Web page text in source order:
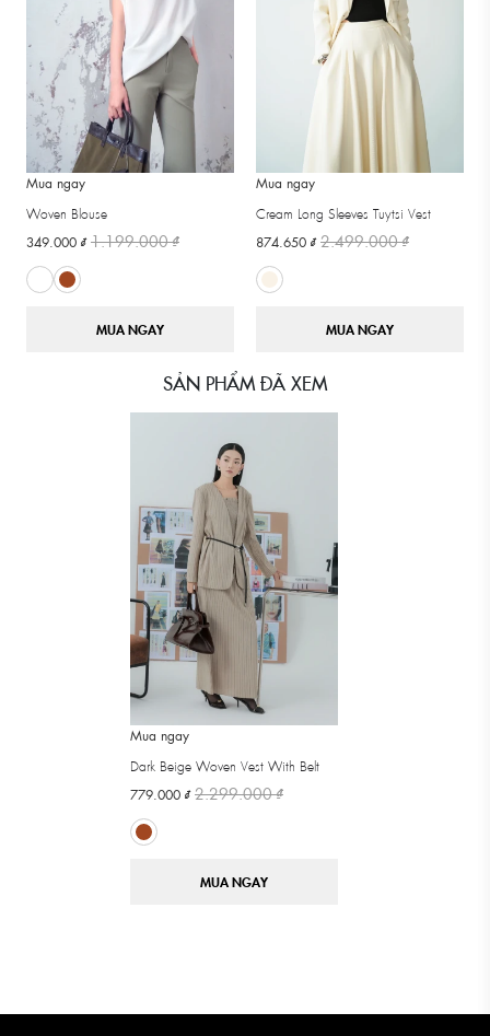
Mua ngay
Woven Blouse
349.000 ₫1.199.000 ₫
MUA NGAY
Mua ngay
Cream Long Sleeves Tuytsi Vest
874.650 ₫2.499.000 ₫
MUA NGAY
SẢN PHẨM ĐÃ XEM
Mua ngay
Dark Beige Woven Vest With Belt
779.000 ₫2.299.000 ₫
MUA NGAY